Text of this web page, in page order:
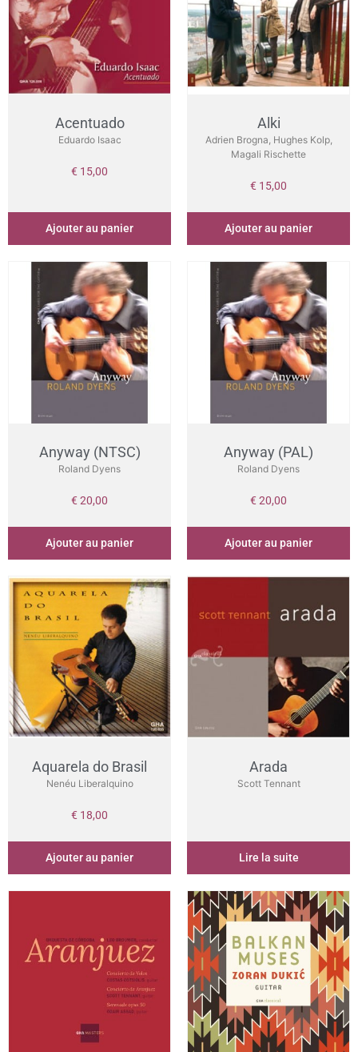
Acentuado
Eduardo Isaac
€ 15,00
Ajouter au panier
Alki
Adrien Brogna, Hughes Kolp,
Magali Rischette
€ 15,00
Ajouter au panier
Anyway (NTSC)
Roland Dyens
€ 20,00
Ajouter au panier
Anyway (PAL)
Roland Dyens
€ 20,00
Ajouter au panier
Aquarela do Brasil
Nenéu Liberalquino
€ 18,00
Ajouter au panier
Arada
Scott Tennant
Lire la suite